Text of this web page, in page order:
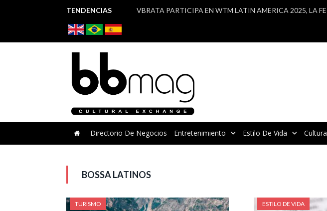
TENDENCIAS
Directorio De Negocios Entretenimiento Estilo De Vida Cultura
BOSSA LATINOS
TURISMO ESTILO DE VIDA